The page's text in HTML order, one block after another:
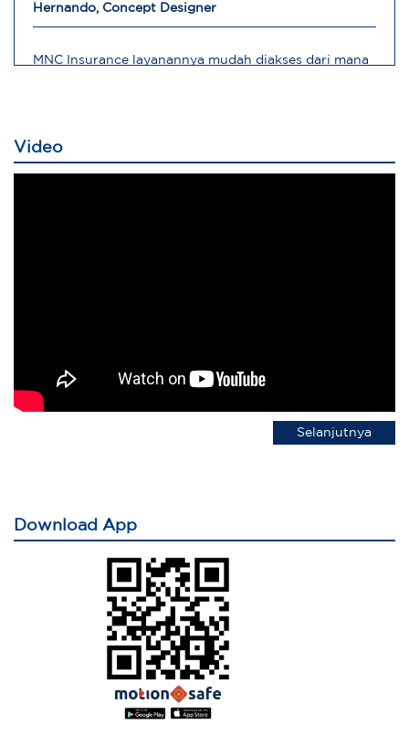
Hernando, Concept Designer
MNC Insurance layanannya mudah diakses dari mana
Video
Selanjutnya
Download App